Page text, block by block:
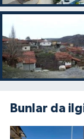
Bunlar da